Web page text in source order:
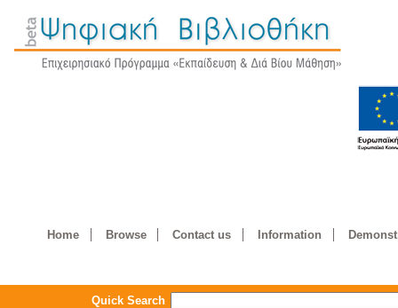
Home Browse Contact us Information
Quick Search